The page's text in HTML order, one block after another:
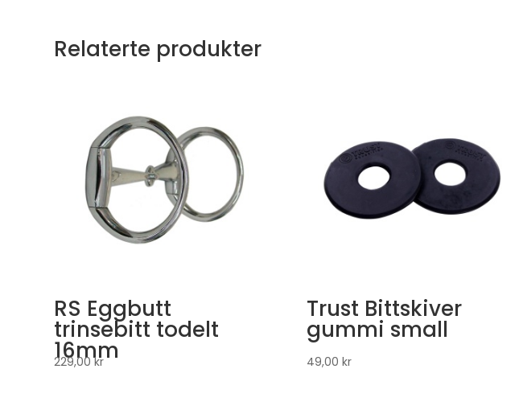
Relaterte produkter
RS Eggbutt
trinsebitt todelt
16mm
229,00kr
Trust Bittskiver
gummi small
49,00kr